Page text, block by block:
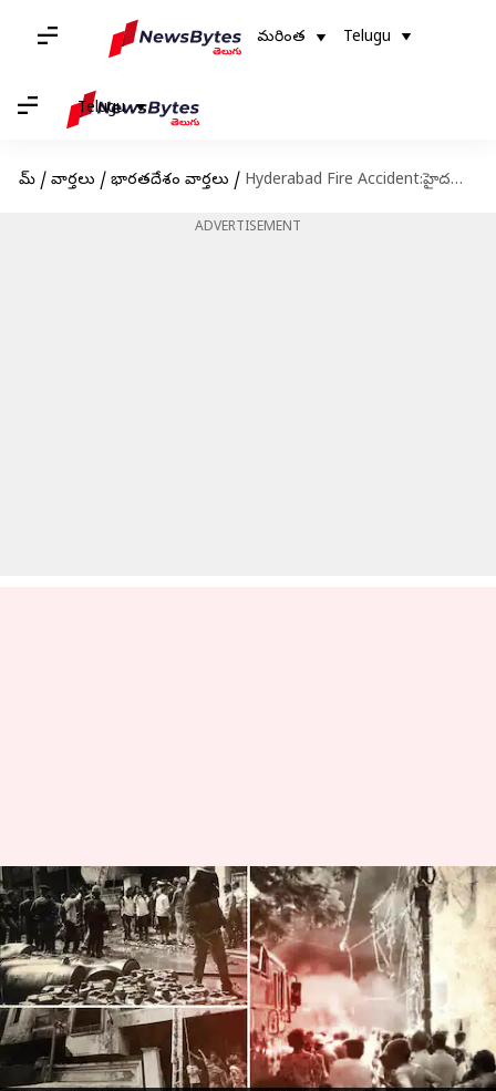
మరింత Telugu
Telugu
హోమ్ / వార్తలు / భారతదేశం వార్తలు / Hyderabad Fire Accident:హైదరాబాద్‌లో భారీ అగ్నిప్రమాదం.. తొమ్మిది మంది మృతి
ADVERTISEMENT
Hyderabad Fire
Accident:హైదరాబాద్‌లో భారీ
అగ్నిప్రమాదం.. తొమ్మిది మంది
మృతి
వ్రాసిన వారు Sirish Praharaju Nov 13, 2023 12:48 pm